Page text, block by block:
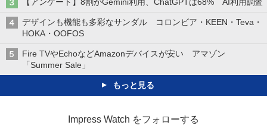
デザインも機能も多彩なサンダル コロンビア・KEEN・Teva・
HOKA・OOFOS
Fire TVやEchoなどAmazonデバイスが安い アマゾン
「Summer Sale」
もっと見る
Impress Watch をフォローする